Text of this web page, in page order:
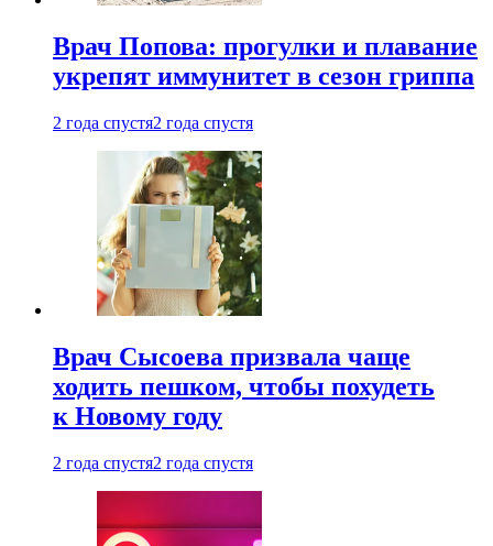
Врач Попова: прогулки и плавание
укрепят иммунитет в сезон гриппа
2 года спустя2 года спустя
Врач Сысоева призвала чаще
ходить пешком, чтобы похудеть
к Новому году
2 года спустя2 года спустя